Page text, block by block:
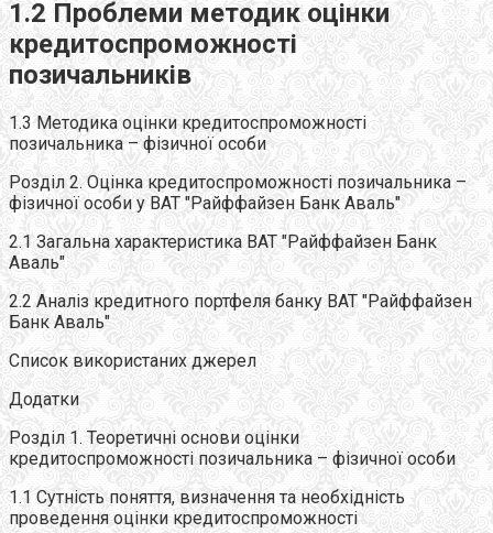
1.2 Проблеми методик оцінки
кредитоспроможності
позичальників
1.3 Методика оцінки кредитоспроможності
позичальника – фізичної особи
Розділ 2. Оцінка кредитоспроможності позичальника –
фізичної особи у ВАТ "Райффайзен Банк Аваль"
2.1 Загальна характеристика ВАТ "Райффайзен Банк
Аваль"
2.2 Аналіз кредитного портфеля банку ВАТ "Райффайзен
Банк Аваль"
Список використаних джерел
Додатки
Розділ 1. Теоретичні основи оцінки
кредитоспроможності позичальника – фізичної особи
1.1 Сутність поняття, визначення та необхідність
проведення оцінки кредитоспроможності